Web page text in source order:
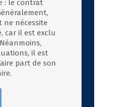
: le contrat
ne nécessite
car il est exclu
il est
part de son